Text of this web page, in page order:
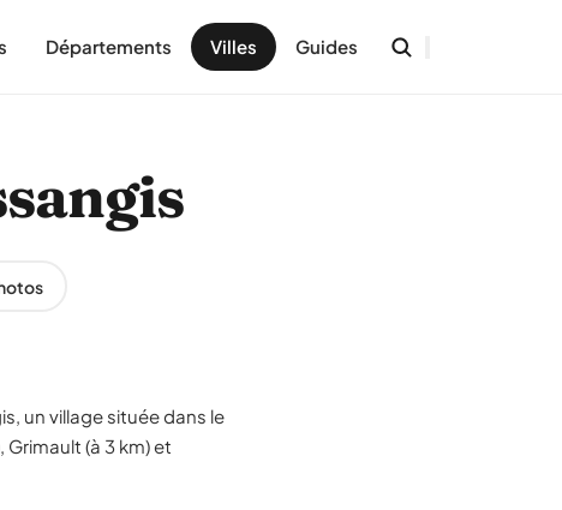
Départements Villes Guides
un village située dans le
(à 3 km) et